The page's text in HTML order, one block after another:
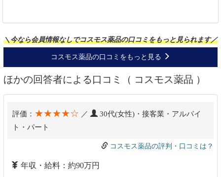
＼今なら会員情報なしでコスモス薬品の口コミをもっと見られます／
コスモス薬品の口コミをもっと見る
ほかの回答者による口コミ（ コスモス薬品 ）
評価： ★★★★☆ ／
30代(女性)・接客業・アルバイ
ト・パート
コスモス薬品の評判・口コミは？
年収・給料：約90万円